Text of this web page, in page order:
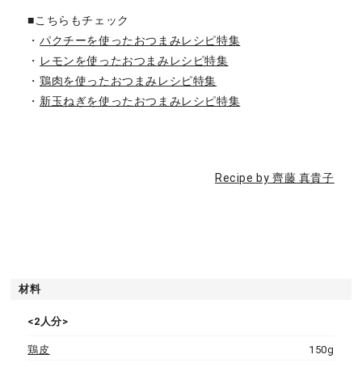
■こちらもチェック
・パクチーを使ったおつまみレシピ特集
・ レモンを使ったおつまみレシピ特集
・鶏肉を使ったおつまみレシピ特集
・ 新玉ねぎを使ったおつまみレシピ特集
Recipe by 齊藤 真貴子
材料
<2人分>
鶏皮
150g